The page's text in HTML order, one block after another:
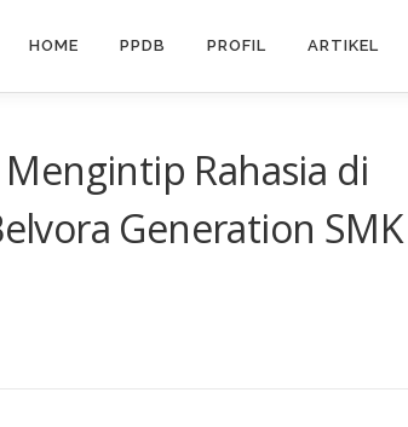
HOME PPDB PROFIL ARTIKEL
Rahasia di
Generation SMK